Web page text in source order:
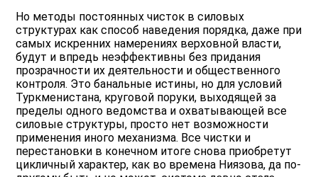
Но методы постоянных чисток в силовых
структурах как способ наведения порядка, даже при
самых искренних намерениях верховной власти,
будут и впредь неэффективны без придания
прозрачности их деятельности и общественного
контроля. Это банальные истины, но для условий
Туркменистана, круговой поруки, выходящей за
пределы одного ведомства и охватывающей все
силовые структуры, просто нет возможности
применения иного механизма. Все чистки и
перестановки в конечном итоге снова приобретут
цикличный характер, как во времена Ниязова, да по-